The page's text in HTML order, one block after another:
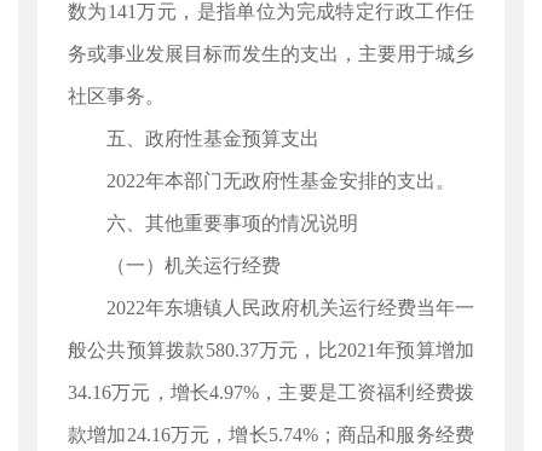
数为141万元，是指单位为完成特定行政工作任
务或事业发展目标而发生的支出，主要用于城乡
社区事务。
五、政府性基金预算支出
2022年本部门无政府性基金安排的支出。
六、其他重要事项的情况说明
（一）机关运行经费
2022年东塘镇人民政府机关运行经费当年一
般公共预算拨款580.37万元，比2021年预算增加
34.16万元，增长4.97%，主要是工资福利经费拨
款增加24.16万元，增长5.74%；商品和服务经费